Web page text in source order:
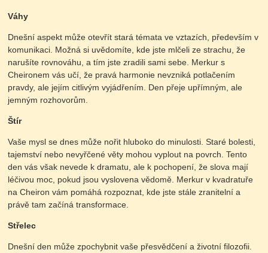
Váhy
Dnešní aspekt může otevřít stará témata ve vztazích, především v
komunikaci. Možná si uvědomíte, kde jste mlčeli ze strachu, že
narušíte rovnováhu, a tím jste zradili sami sebe. Merkur s
Cheironem vás učí, že pravá harmonie nevzniká potlačením
pravdy, ale jejím citlivým vyjádřením. Den přeje upřímným, ale
jemným rozhovorům.
Štír
Vaše mysl se dnes může nořit hluboko do minulosti. Staré bolesti,
tajemství nebo nevyřčené věty mohou vyplout na povrch. Tento
den vás však nevede k dramatu, ale k pochopení, že slova mají
léčivou moc, pokud jsou vyslovena vědomě. Merkur v kvadratuře
na Cheiron vám pomáhá rozpoznat, kde jste stále zranitelní a
právě tam začíná transformace.
Střelec
Dnešní den může zpochybnit vaše přesvědčení a životní filozofii.